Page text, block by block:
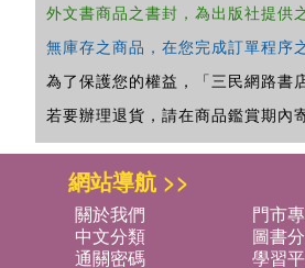
外文書商品之書封，為出版社提供
無庫存之商品，在您完成訂單程序
為了保護您的權益，「三民網路書店
若要辦理退貨，請在商品鑑賞期內
網站導航 >>
關於我們 門市
中文分類
圖書
通關密碼
學習